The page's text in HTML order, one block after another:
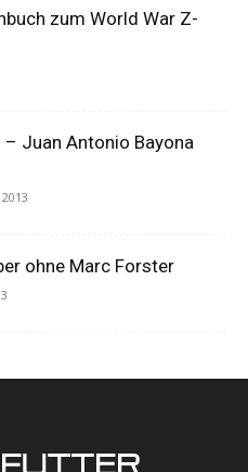
zum World War Z-
Juan Antonio Bayona
ohne Marc Forster